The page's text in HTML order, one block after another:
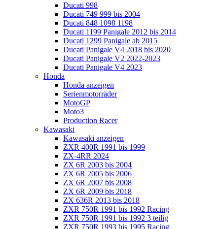
Ducati 998
Ducati 749 999 bis 2004
Ducati 848 1098 1198
Ducati 1199 Panigale 2012 bis 2014
Ducati 1299 Panigale ab 2015
Ducati Panigale V4 2018 bis 2020
Ducati Panigale V2 2022-2023
Ducati Panigale V4 2023
Honda
Honda anzeigen
Serienmotorräder
MotoGP
Moto3
Production Racer
Kawasaki
Kawasaki anzeigen
ZXR 400R 1991 bis 1999
ZX-4RR 2024
ZX 6R 2003 bis 2004
ZX 6R 2005 bis 2006
ZX 6R 2007 bis 2008
ZX 6R 2009 bis 2018
ZX 636R 2013 bis 2018
ZXR 750R 1991 bis 1992 Racing
ZXR 750R 1991 bis 1992 3 teilig
ZXR 750R 1993 bis 1995 Racing